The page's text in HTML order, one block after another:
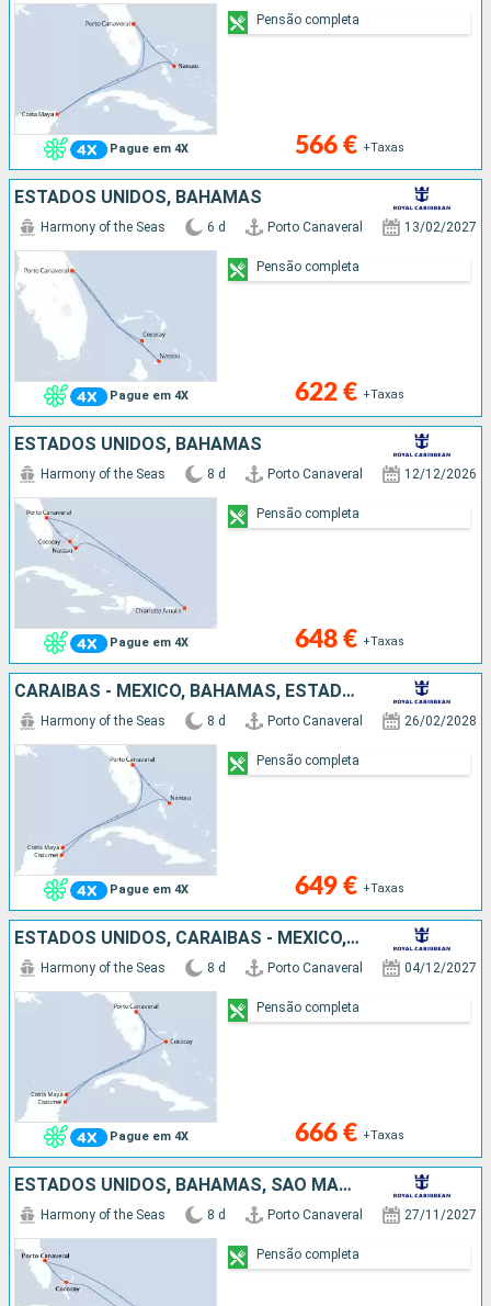
Pague em 4X 566 € +Taxas
Pensão completa
ESTADOS UNIDOS, BAHAMAS
Pague em 4X
Harmony of the Seas 6 d Porto Canaveral 13/02/2027
622 € +Taxas
Pensão completa
ESTADOS UNIDOS, BAHAMAS
Pague em 4X
Harmony of the Seas 8 d Porto Canaveral 12/12/2026
648 € +Taxas
Pensão completa
CARAIBAS - MEXICO, BAHAMAS, ESTADOS UNIDOS
Pague em 4X
Harmony of the Seas 8 d Porto Canaveral 26/02/2028
649 € +Taxas
Pensão completa
ESTADOS UNIDOS, CARAIBAS - MEXICO, BAHAMAS
Pague em 4X
Harmony of the Seas 8 d Porto Canaveral 04/12/2027
666 € +Taxas
Pensão completa
ESTADOS UNIDOS, BAHAMAS, SÃO MARTINHO
Harmony of the Seas 8 d Porto Canaveral 27/11/2027
Pensão completa